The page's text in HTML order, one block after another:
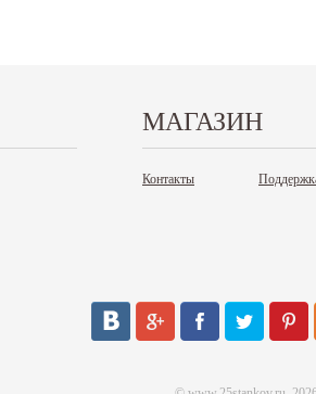
МАГАЗИН
Контакты